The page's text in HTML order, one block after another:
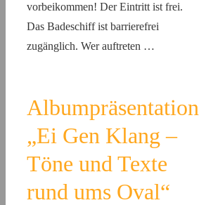
vorbeikommen! Der Eintritt ist frei.
Das Badeschiff ist barrierefrei
zugänglich. Wer auftreten …
Albumpräsentation
„Ei Gen Klang –
Töne und Texte
rund ums Oval“